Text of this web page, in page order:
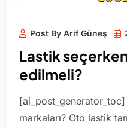
Post By Arif Güneş
Lastik
edilmeli?
markaları? Oto lastik